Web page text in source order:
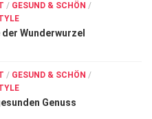
/ GESUND & SCHÖN /
der Wunderwurzel
/ GESUND & SCHÖN /
Genuss